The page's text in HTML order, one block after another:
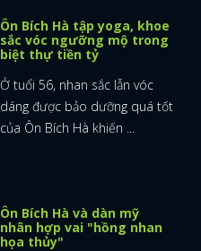
Ôn Bích Hà tập yoga, khoe
sắc vóc ngưỡng mộ trong
biệt thự tiền tỷ
Ở tuổi 56, nhan sắc lẫn vóc
dáng được bảo dưỡng quá tốt
của Ôn Bích Hà khiến ...
Ôn Bích Hà và dàn mỹ
nhân hợp vai "hồng nhan
họa thủy"